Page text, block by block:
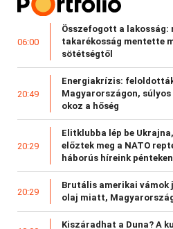
06:00
Összefogott a lakosság:
takarékosság mentette
sötétségtől
20:49
Energiakrízis:
Magyarországon,
okoz a hőség
20:29
Elitklubba lép be
előztek meg a NATO
háborús híreink pénteken
20:29
Brutális amerikai vámok
olaj miatt,
Kiszáradhat a Duna? A